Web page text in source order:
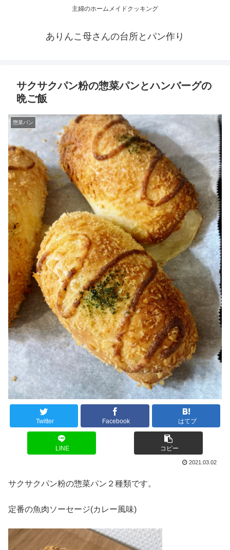
主婦のホームメイドクッキング
ありんこ母さんの台所とパン作り
サクサクパン粉の惣菜パンとハンバーグの
晩ご飯
惣菜パン
Twitter Facebook はてブ
LINE コピー
2021.03.02
サクサクパン粉の惣菜パン２種類です。
定番の魚肉ソーセージ(カレー風味)